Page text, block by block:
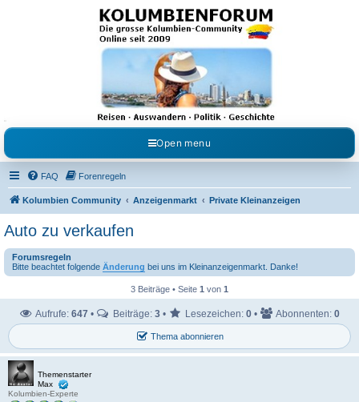
Kolumbienforum - Das
grosse Forum der
Freunde Kolumbiens
Reisen, Auswandern, Kultur, Politik, Geschichte und Visum in Kolumbien und Venezuela.
Austausch, Erfahrungen und Gemeinschaft im Kolumbienforum
Open menu
FAQ Forenregeln
Kolumbien Community Anzeigenmarkt Private Kleinanzeigen
Auto zu verkaufen
Forumsregeln
Bitte beachtet folgende Änderung bei uns im Kleinanzeigenmarkt. Danke!
3 Beiträge • Seite 1 von 1
Thema abonnieren
Aufrufe: 647 • Beiträge: 3 • Lesezeichen: 0 • Abonnenten: 0
Themenstarter
Max
Kolumbien-Experte